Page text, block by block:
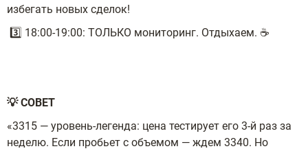
избегать новых сделок!
3️⃣ 18:00-19:00: ТОЛЬКО мониторинг. Отдыхаем. ☕
💡 СОВЕТ
«3315 — уровень-легенда: цена тестирует его 3-й раз за
неделю. Если пробьет с объемом — ждем 3340. Но